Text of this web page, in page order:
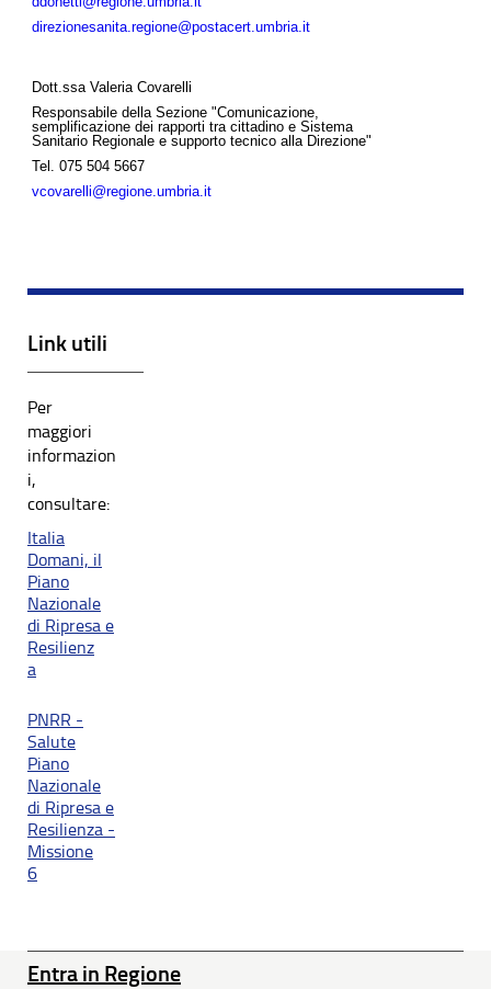
direzionesanita.regione@postacert.umbria.it
Dott.ssa Valeria Covarelli
Responsabile della Sezione "Comunicazione,
semplificazione dei rapporti tra cittadino e Sistema
Sanitario Regionale e supporto tecnico alla Direzione"
Tel.
075 504 5667
vcovarelli@regione.umbria.it
Link utili
Per
maggiori
informazion
i,
consultare:
Italia
Domani, il
Piano
Nazionale
di Ripresa e
Resilienz
a
PNRR -
Salute
Piano
Nazionale
di Ripresa e
Resilienza -
Missione
6
Entra in Regione